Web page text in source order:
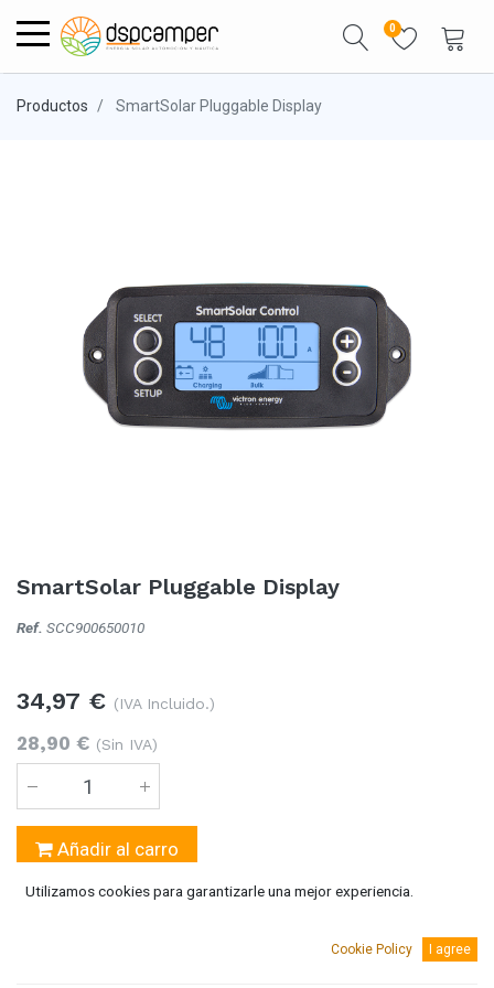
0
Productos SmartSolar Pluggable Display
SmartSolar Pluggable Display
Ref. SCC900650010
34,97 € (IVA Incluido.)
28,90 € (Sin IVA)
Añadir al carro
15 Unidadesdisponible
Utilizamos cookies para garantizarle una mejor experiencia.
Cookie Policy I agree